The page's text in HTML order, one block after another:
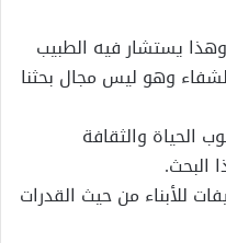
يستشار فيه الطبيب
وهو ليس مجال بحثنا
الحياة والثقافة
البحث.
للأبناء من حيث القدرات